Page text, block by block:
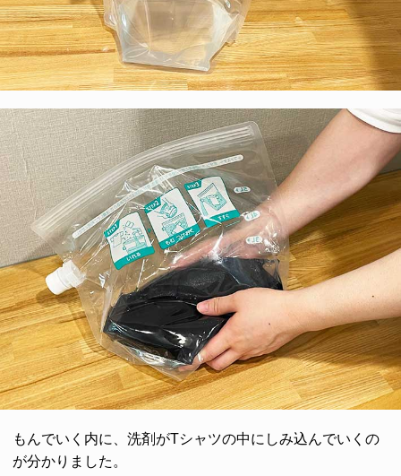
もんでいく内に、洗剤がTシャツの中にしみ込んでいくの
が分かりました。